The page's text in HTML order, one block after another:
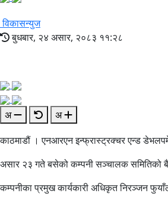
विकासन्युज
बुधबार, २४ असार, २०८३ ११:२८
अ
अ
काठमाडौं । एनआरएन इन्फ्रास्ट्रक्चर एन्ड
असार २३ गते बसेको कम्पनी सञ्चालक समितिको
कम्पनीका प्रमुख कार्यकारी अधिकृत निरञ्जन